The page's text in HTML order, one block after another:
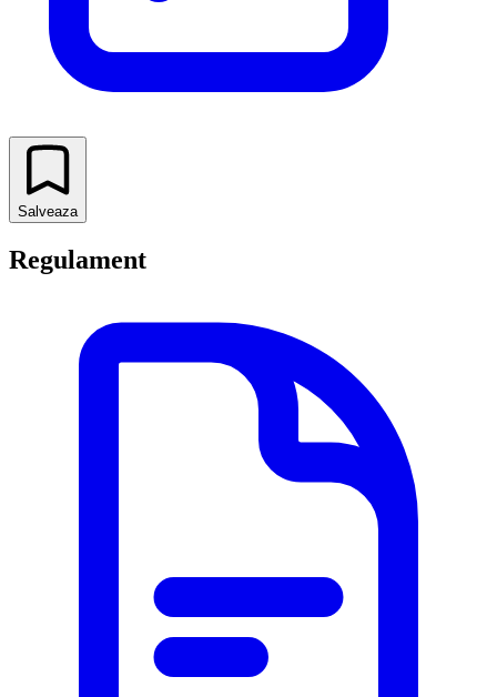
Salveaza
Regulament